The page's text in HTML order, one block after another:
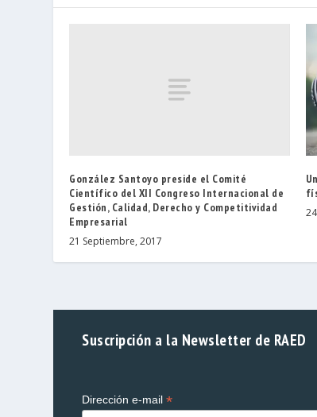
González Santoyo preside el Comité
Científico del XII Congreso Internacional de
Gestión, Calidad, Derecho y Competitividad
Empresarial
21 Septiembre, 2017
Suscripción a la Newsletter de RAED
Dirección e-mail*